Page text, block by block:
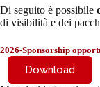
Di seguito è possibile
di visibilità e dei
2026-Sponsorship
Download